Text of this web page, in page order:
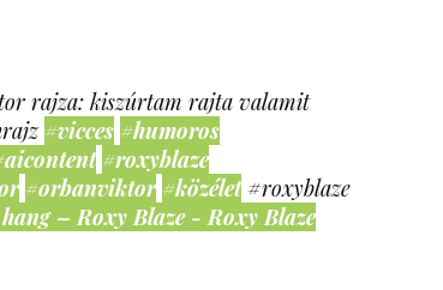
rajza: kiszúrtam rajta valamit
#vicces #humoros
#roxyblaze
#orbanviktor #közélet #roxyblaze
– Roxy Blaze - Roxy Blaze